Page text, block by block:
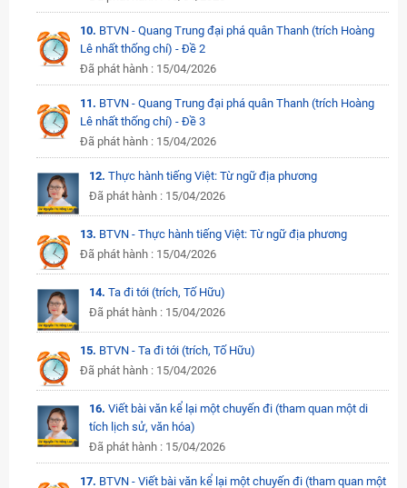
10. BTVN - Quang Trung đại phá quân Thanh (trích Hoàng
Lê nhất thống chí) - Đề 2
Đã phát hành : 15/04/2026
11. BTVN - Quang Trung đại phá quân Thanh (trích Hoàng
Lê nhất thống chí) - Đề 3
Đã phát hành : 15/04/2026
12. Thực hành tiếng Việt: Từ ngữ địa phương
Đã phát hành : 15/04/2026
13. BTVN - Thực hành tiếng Việt: Từ ngữ địa phương
Đã phát hành : 15/04/2026
14. Ta đi tới (trích, Tố Hữu)
Đã phát hành : 15/04/2026
15. BTVN - Ta đi tới (trích, Tố Hữu)
Đã phát hành : 15/04/2026
16. Viết bài văn kể lại một chuyến đi (tham quan một di
tích lịch sử, văn hóa)
Đã phát hành : 15/04/2026
17. BTVN - Viết bài văn kể lại một chuyến đi (tham quan một